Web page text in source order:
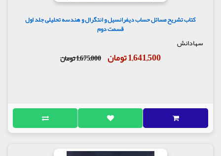
کتاب تشریح مسائل حساب دیفرانسیل و انتگرال و هندسه تحلیلی جلد اول
قسمت دوم
سهادانش
1,641,500 تومان 1,675,000 تومان